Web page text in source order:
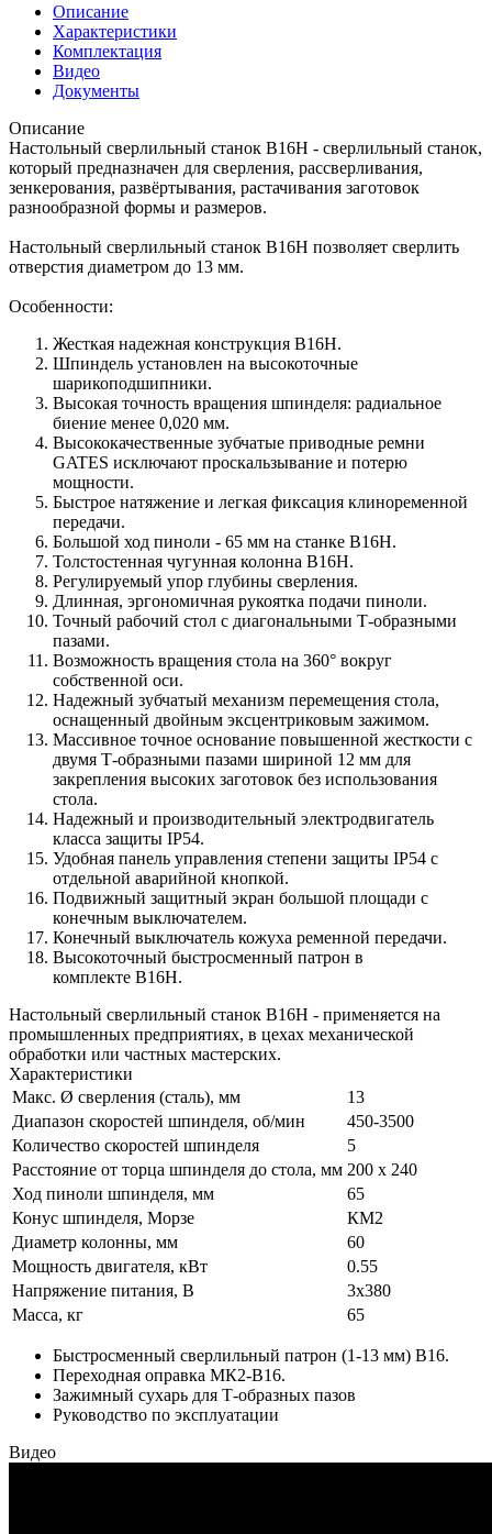
Описание
Характеристики
Комплектация
Видео
Документы
Описание
Настольный сверлильный станок B16H - сверлильный станок,
который предназначен для сверления, рассверливания,
зенкерования, развёртывания, растачивания заготовок
разнообразной формы и размеров.
Настольный сверлильный станок B16H позволяет сверлить
отверстия диаметром до 13 мм.
Особенности:
Жесткая надежная конструкция B16H.
Шпиндель установлен на высокоточные
шарикоподшипники.
Высокая точность вращения шпинделя: радиальное
биение менее 0,020 мм.
Высококачественные зубчатые приводные ремни
GATES исключают проскальзывание и потерю
мощности.
Быстрое натяжение и легкая фиксация клиноременной
передачи.
Большой ход пиноли - 65 мм на станке B16H.
Толстостенная чугунная колонна B16H.
Регулируемый упор глубины сверления.
Длинная, эргономичная рукоятка подачи пиноли.
Точный рабочий стол с диагональными Т-образными
пазами.
Возможность вращения стола на 360° вокруг
собственной оси.
Надежный зубчатый механизм перемещения стола,
оснащенный двойным эксцентриковым зажимом.
Массивное точное основание повышенной жесткости с
двумя Т-образными пазами шириной 12 мм для
закрепления высоких заготовок без использования
стола.
Надежный и производительный электродвигатель
класса защиты IP54.
Удобная панель управления степени защиты IP54 с
отдельной аварийной кнопкой.
Подвижный защитный экран большой площади с
конечным выключателем.
Конечный выключатель кожуха ременной передачи.
Высокоточный быстросменный патрон в
комплекте B16H.
Настольный сверлильный станок B16H - применяется на
промышленных предприятиях, в цехах механической
обработки или частных мастерских.
Характеристики
Макс. Ø сверления (сталь), мм
13
Диапазон скоростей шпинделя, об/мин
450-3500
Количество скоростей шпинделя
5
Расстояние от торца шпинделя до стола, мм 200 х 240
Ход пиноли шпинделя, мм
65
Конус шпинделя, Морзе
КМ2
Диаметр колонны, мм
60
Мощность двигателя, кВт
0.55
Напряжение питания, В
3x380
Масса, кг
65
Быстросменный сверлильный патрон (1-13 мм) В16.
Переходная оправка МК2-В16.
Зажимный сухарь для Т-образных пазов
Руководство по эксплуатации
Видео